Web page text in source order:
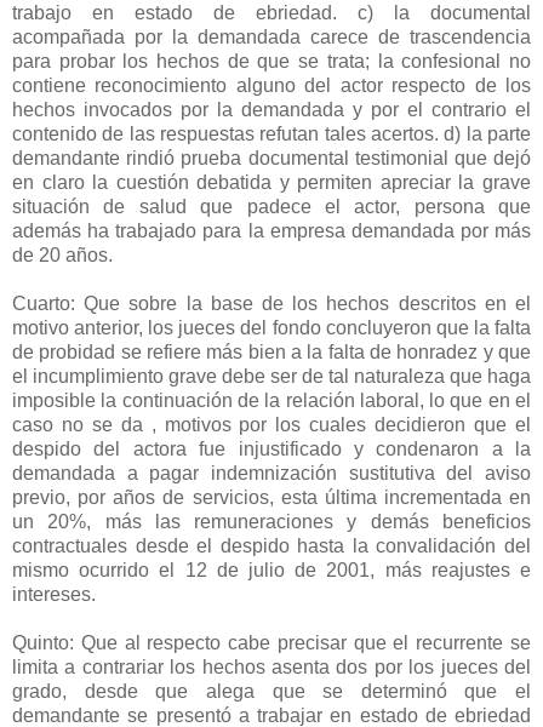
trabajo en estado de ebriedad. c) la documental
acompañada por la demandada carece de trascendencia
para probar los hechos de que se trata; la confesional no
contiene reconocimiento alguno del actor respecto de los
hechos invocados por la demandada y por el contrario el
contenido de las respuestas refutan tales acertos. d) la parte
demandante rindió prueba documental testimonial que dejó
en claro la cuestión debatida y permiten apreciar la grave
situación de salud que padece el actor, persona que
además ha trabajado para la empresa demandada por más
de 20 años.
Cuarto: Que sobre la base de los hechos descritos en el
motivo anterior, los jueces del fondo concluyeron que la falta
de probidad se refiere más bien a la falta de honradez y que
el incumplimiento grave debe ser de tal naturaleza que haga
imposible la continuación de la relación laboral, lo que en el
caso no se da , motivos por los cuales decidieron que el
despido del actora fue injustificado y condenaron a la
demandada a pagar indemnización sustitutiva del aviso
previo, por años de servicios, esta última incrementada en
un 20%, más las remuneraciones y demás beneficios
contractuales desde el despido hasta la convalidación del
mismo ocurrido el 12 de julio de 2001, más reajustes e
intereses.
Quinto: Que al respecto cabe precisar que el recurrente se
limita a contrariar los hechos asenta dos por los jueces del
grado, desde que alega que se determinó que el
demandante se presentó a trabajar en estado de ebriedad